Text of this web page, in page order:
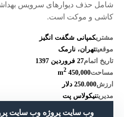
شامل حذف دیوارهای سرویس
کاشی و موکت است.
مشتریکمپانی شگفت انگیز
موقعیتتهران، نارمک
تاریخ اتمام27 فروردین 1397
مساحت450,000 m
2
ارزش250.000 دلار
مدیریتنیکولاس پت
وب سایت پروژهوب سایت